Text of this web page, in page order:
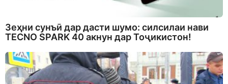
Зеҳни сунъӣ дар дасти шумо: силсилаи нави
TECNO SPARK 40 акнун дар Тоҷикистон!